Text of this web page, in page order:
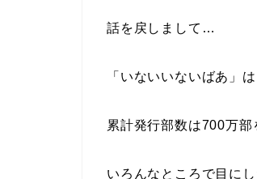
話を戻しまして…
「いないいないばあ」
累計発行部数は700万部
いろんなところで目に